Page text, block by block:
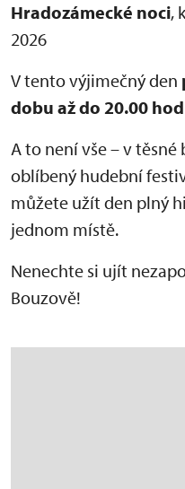
Hradozámecké noci,
2026
V tento výjimečný den
dobu až do 20.00
A to není vše – v
oblíbený hudební
můžete užít den plný
jednom místě.
Nenechte si ujít
Bouzově!